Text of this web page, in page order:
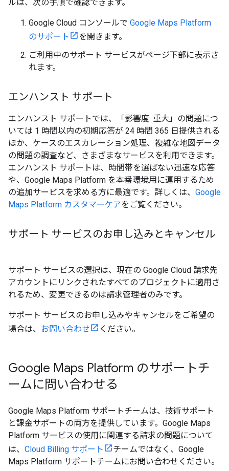
ルは、次の手順で確認できます。
Google Cloud コンソールで Google Maps Platform
のサポート
を開きます。
ご利用中のサポート サービスがページ下部に表示さ
れます。
エンハンスト サポート
エンハンスト サポートでは、「影響度: 重大」の問題につ
いては 1 時間以内の初期応答が 24 時間 365 日提供される
ほか、ケースのエスカレーション処理、複雑な地図データ
の問題の調査など、さまざまなサービスを利用できます。
エンハンスト サポートは、時間帯を選ばない迅速な応答
や、Google Maps Platform を本番環境用に運用するため
の追加サービスを求める方に最適です。詳しくは、 Google
Maps Platform カスタマーケアをご覧ください。
サポート サービスのお申し込みとキャンセル
サポート サービスの選択は、現在の Google Cloud 請求先
アカウントにリンクされたすべてのプロジェクトに適用さ
れるため、変更できるのは請求管理者のみです。
サポート サービスのお申し込みやキャンセルをご希望の
場合は、 お問い合わせ ください。
Google Maps Platform のサポートチ
ームに問い合わせる
Google Maps Platform サポートチームは、技術サポート
と課金サポートの両方を提供しています。Google Maps
Platform サービスの使用に関連する請求の問題について
は、 Cloud Billing サポート
チームではなく、Google
Maps Platform サポートチームにお問い合わせください。